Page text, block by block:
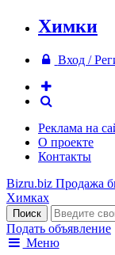
Химки
Вход /
Реклама на
О проекте
Контакты
Bizru.biz Продажа
Химках
Подать объявление
Меню